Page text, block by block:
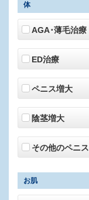
体
AGA･薄毛治療
ED治療
ペニス増大
陰茎増大
その他のペニ
お肌